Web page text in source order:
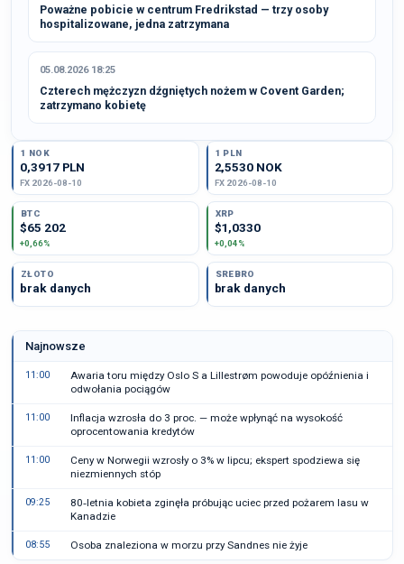
Poważne pobicie w centrum Fredrikstad — trzy osoby
hospitalizowane, jedna zatrzymana
05.08.2026 18:25
Czterech mężczyzn dźgniętych nożem w Covent Garden;
zatrzymano kobietę
1 NOK
0,3917 PLN
FX 2026-08-10
1 PLN
2,5530 NOK
FX 2026-08-10
BTC
$65 202
+0,66%
XRP
$1,0330
+0,04%
ZŁOTO
brak danych
SREBRO
brak danych
Najnowsze
11:00
Awaria toru między Oslo S a Lillestrøm powoduje opóźnienia i
odwołania pociągów
11:00
Inflacja wzrosła do 3 proc. — może wpłynąć na wysokość
oprocentowania kredytów
11:00
Ceny w Norwegii wzrosły o 3% w lipcu; ekspert spodziewa się
niezmiennych stóp
09:25
80‑letnia kobieta zginęła próbując uciec przed pożarem lasu w
Kanadzie
08:55 Osoba znaleziona w morzu przy Sandnes nie żyje